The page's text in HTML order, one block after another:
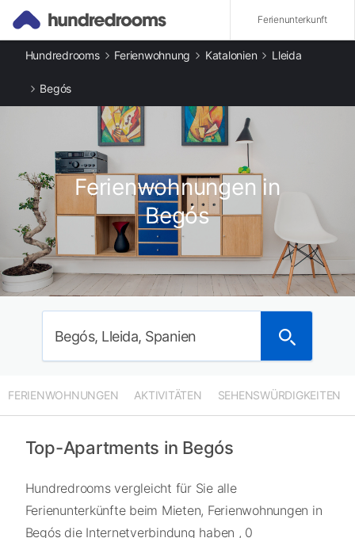
Ferienunterkunft
Andere Arten an Ferienunterkünften
Beliebte Städte
Ferienwohnungen in Benós
Ferienwohnungen in Vilamòs
Ferienwohnungen in Es Bòrdes
Ferienwohnungen in El Pont d'Arròs
Ferienwohnungen in Arró
Ferienwohnungen in Era Bordeta
Ferienwohnungen in Vielha e Mijaran
Ferienwohnungen in Aubèrt
Hundredrooms Ferienwohnung Katalonien Lleida
Begós
Ferienwohnungen in
Begós
Begós, Lleida, Spanien
FERIENWOHNUNGEN AKTIVITÄTEN SEHENSWÜRDIGKEITEN
Top-Apartments in Begós
Hundredrooms vergleicht für Sie alle
Ferienunterkünfte beim Mieten, Ferienwohnungen in
Begós die Internetverbindung haben , 0